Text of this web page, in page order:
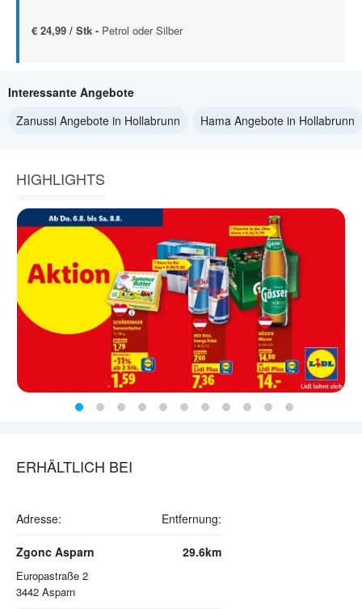
€ 24,99 / Stk - Petrol oder Silber
Interessante Angebote
Zanussi Angebote in Hollabrunn
Hama Angebote in Hollabrunn
HIGHLIGHTS
ERHÄLTLICH BEI
Adresse: Entfernung:
Zgonc Asparn
Europastraße 2
3442 Asparn
29.6km